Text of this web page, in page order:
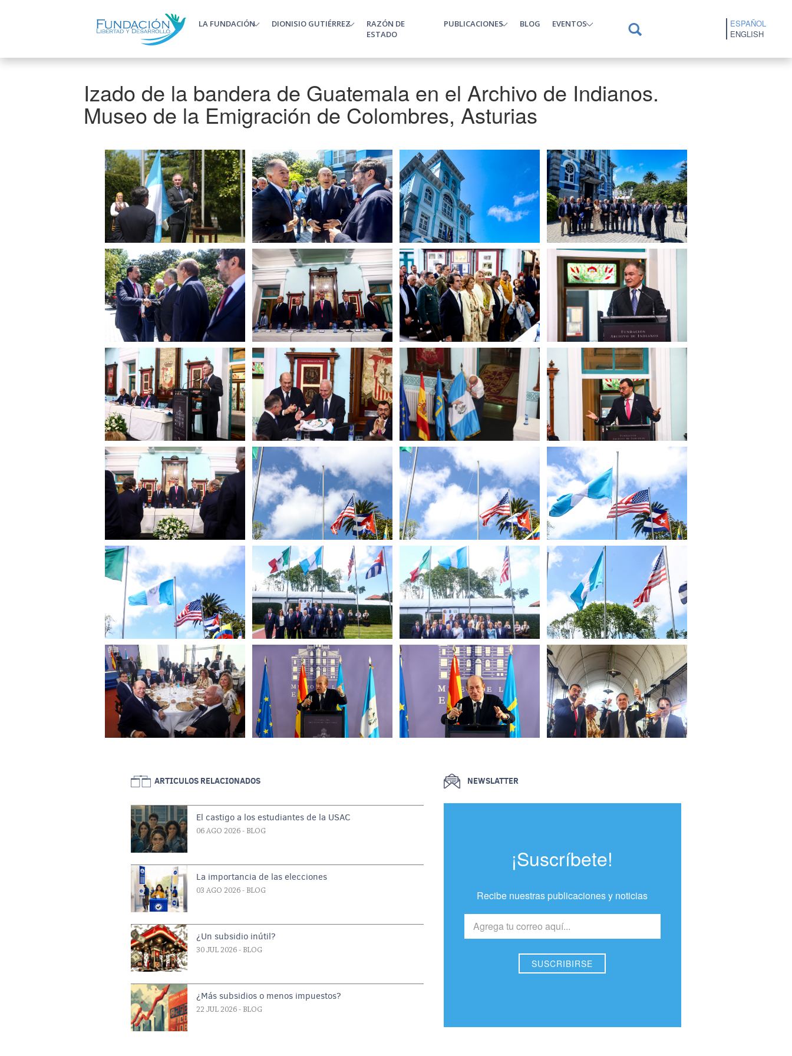
LA FUNDACIÓN DIONISIO GUTIÉRREZ
RAZÓN DE
ESTADO
PUBLICACIONES BLOG EVENTOS
ESPAÑOL
ENGLISH
Izado de la bandera de Guatemala en el Archivo de Indianos.
Museo de la Emigración de Colombres, Asturias
ARTICULOS RELACIONADOS
El castigo a los estudiantes de la USAC
06 AGO 2026 - BLOG
La importancia de las elecciones
03 AGO 2026 - BLOG
¿Un subsidio inútil?
30 JUL 2026 - BLOG
¿Más subsidios o menos impuestos?
22 JUL 2026 - BLOG
NEWSLATTER
¡Suscríbete!
Recibe nuestras publicaciones y noticias